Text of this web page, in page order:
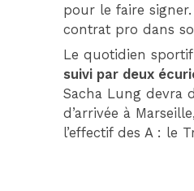
pour le faire
contrat pro dans
Le quotidien
suivi par deux
Sacha Lung devra
d’arrivée à
l’effectif des A : le